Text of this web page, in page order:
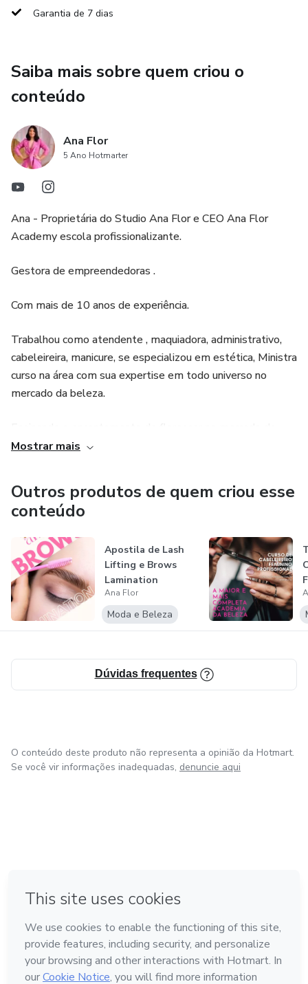
excelência e posicione-se como uma referência,
Economize seu tempo: Receba um material pronto para
usar e foque no que realmente importa: suas alunas.
Construa sua marca: Adicione sua logo, cores e nome. 🎨✍️
Entregue um conteúdo 100% alinhado com a sua
identidade visual.
Ensine com confiança: 💪 Com um conteúdo completo e
detalhado, você garante que suas alunas aprendam de
forma profissional e segura, do básico ao avançado.
O que sua aluna vai aprender: 🎓
Biossegurança e estrutura da pele 🧬
Análise de fototipo e tipos de pele 🧐
Técnicas de extração e esfoliação 🧖‍♀️
Protocolos de Limpeza de Pele profunda ✨
Não deixe sua marca para trás. Invista no material que vai
Garanta agora a apostila que vai transformar seu método
de ensino! 🛒
Garantia de 7 dias
Saiba mais sobre quem criou o
conteúdo
Ana Flor
5 Ano Hotmarter
Ana - Proprietária do Studio Ana Flor e CEO Ana Flor
Academy escola profissionalizante.
Gestora de empreendedoras .
Com mais de 10 anos de experiência.
Trabalhou como atendente , maquiadora, administrativo,
cabeleireira, manicure, se especializou em estética, Ministra
curso na área com sua expertise em todo universo no
mercado da beleza.
beleza, elevando a auto estima
técnico e prático na área.
Mostrar mais
Outros produtos de quem criou esse
conteúdo
Apostila de Lash
Lifting e Brows
Lamination
Ana Flor
Moda e Beleza
Dúvidas frequentes
O conteúdo deste produto não representa a opinião da Hotmart.
Se você vir informações inadequadas, denuncie aqui
Feito com ❤ em Bogotá
Conheça a Hotmart